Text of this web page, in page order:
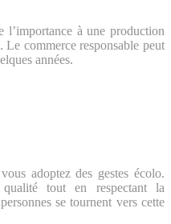
l’importance à une production
Le commerce responsable peut
années.
adoptez des gestes écolo.
tout en respectant la
se tournent vers cette